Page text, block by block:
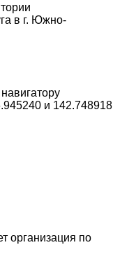
в г. Южно-
и 142.748918
организация по